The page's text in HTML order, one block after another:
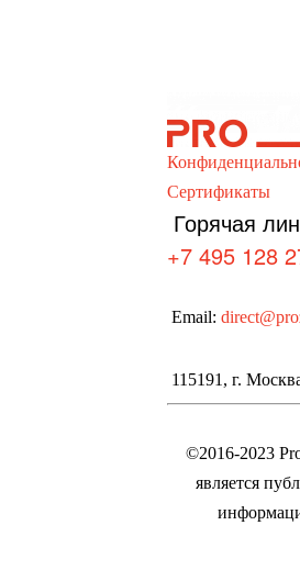
Сертификаты
Горячая
+7 495 128
Email:
115191, г.
©2016-2023
является